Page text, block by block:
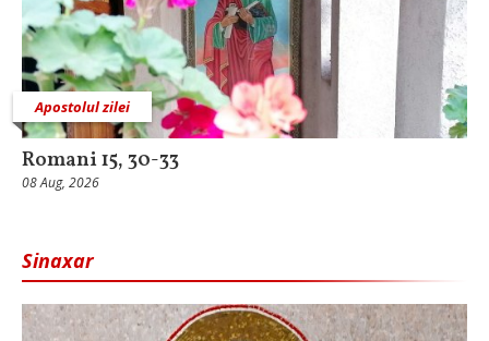
Apostolul zilei
Romani 15, 30-33
08 Aug, 2026
Sinaxar